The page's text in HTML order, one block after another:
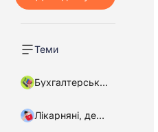
Теми
Бухгалтерський облік
Лікарняні, декретні